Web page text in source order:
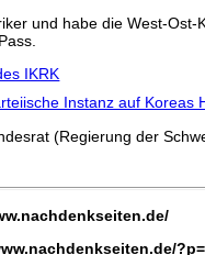
und habe die West-
IKRK
Instanz auf Koreas
(Regierung der